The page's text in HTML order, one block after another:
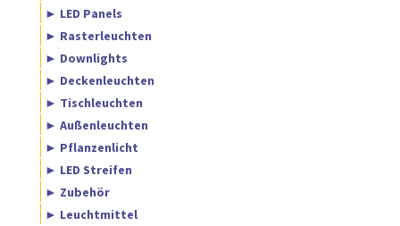
► LED Panels
► Rasterleuchten
► Downlights
► Deckenleuchten
► Tischleuchten
► Außenleuchten
► Pflanzenlicht
► LED Streifen
► Zubehör
► Leuchtmittel